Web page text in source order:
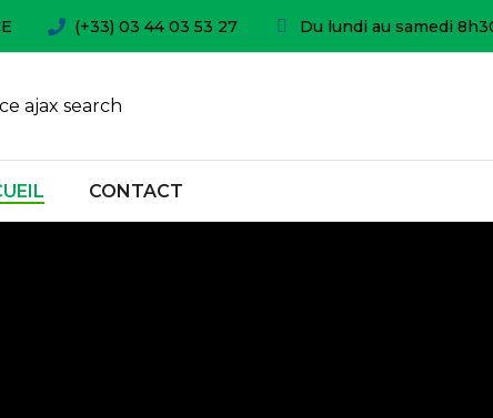
(+33) 03 44 03 53 27 Du lundi au samedi
ajax search
CONTACT